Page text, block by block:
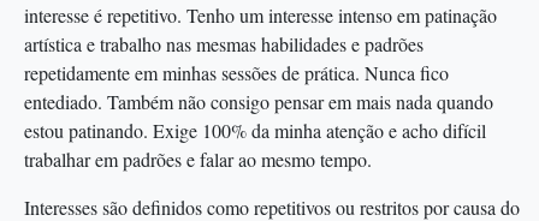
interesse é repetitivo. Tenho um interesse intenso em patinação
artística e trabalho nas mesmas habilidades e padrões
repetidamente em minhas sessões de prática. Nunca fico
entediado. Também não consigo pensar em mais nada quando
estou patinando. Exige 100% da minha atenção e acho difícil
trabalhar em padrões e falar ao mesmo tempo.
Interesses são definidos como repetitivos ou restritos por causa do